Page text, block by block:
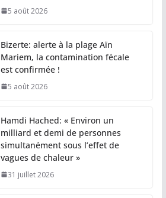
5 août 2026
Bizerte: alerte à la plage Aïn
Mariem, la contamination fécale
est confirmée !
5 août 2026
Hamdi Hached: « Environ un
milliard et demi de personnes
simultanément sous l’effet de
vagues de chaleur »
31 juillet 2026